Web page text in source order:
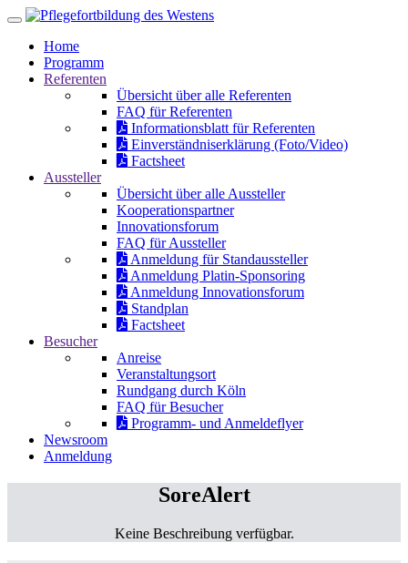
Home
Programm
Referenten
Übersicht über alle Referenten
FAQ für Referenten
Informationsblatt für Referenten
Einverständniserklärung (Foto/Video)
Factsheet
Aussteller
Übersicht über alle Aussteller
Kooperationspartner
Innovationsforum
FAQ für Aussteller
Anmeldung für Standaussteller
Anmeldung Platin-Sponsoring
Anmeldung Innovationsforum
Standplan
Factsheet
Besucher
Anreise
Veranstaltungsort
Rundgang durch Köln
FAQ für Besucher
Programm- und Anmeldeflyer
Newsroom
Anmeldung
SoreAlert
Keine Beschreibung verfügbar.